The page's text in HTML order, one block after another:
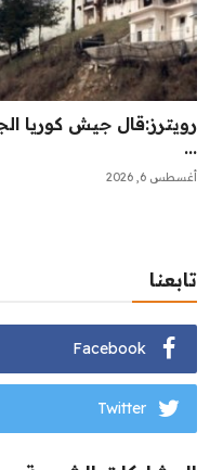
رويترز:‏قال جيش كوريا
...
أغسطس 6, 2026
تابعنا
Facebook
Twitter